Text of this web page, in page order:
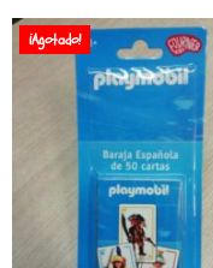
¡Agotado!